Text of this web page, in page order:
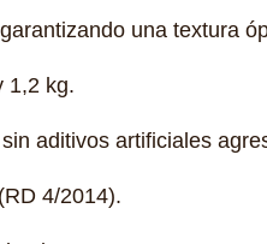
una textura
1,2 kg.
aditivos artificiales
4/2014).